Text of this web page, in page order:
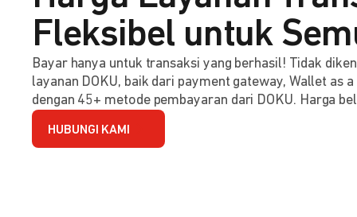
Fleksibel untuk
Bayar hanya untuk transaksi yang berhasil! Tidak
layanan DOKU, baik dari payment gateway, Wallet as
dengan 45+ metode pembayaran dari DOKU. Harga
HUBUNGI KAMI